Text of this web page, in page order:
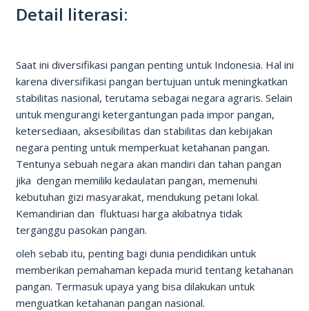
Detail literasi:
Saat ini diversifikasi pangan penting untuk Indonesia. Hal ini
karena diversifikasi pangan bertujuan untuk meningkatkan
stabilitas nasional, terutama sebagai negara agraris. Selain
untuk mengurangi ketergantungan pada impor pangan,
ketersediaan, aksesibilitas dan stabilitas dan kebijakan
negara penting untuk memperkuat ketahanan pangan.
Tentunya sebuah negara akan mandiri dan tahan pangan
jika dengan memiliki kedaulatan pangan, memenuhi
kebutuhan gizi masyarakat, mendukung petani lokal.
Kemandirian dan fluktuasi harga akibatnya tidak
terganggu pasokan pangan.
oleh sebab itu, penting bagi dunia pendidikan untuk
memberikan pemahaman kepada murid tentang ketahanan
pangan. Termasuk upaya yang bisa dilakukan untuk
menguatkan ketahanan pangan nasional.